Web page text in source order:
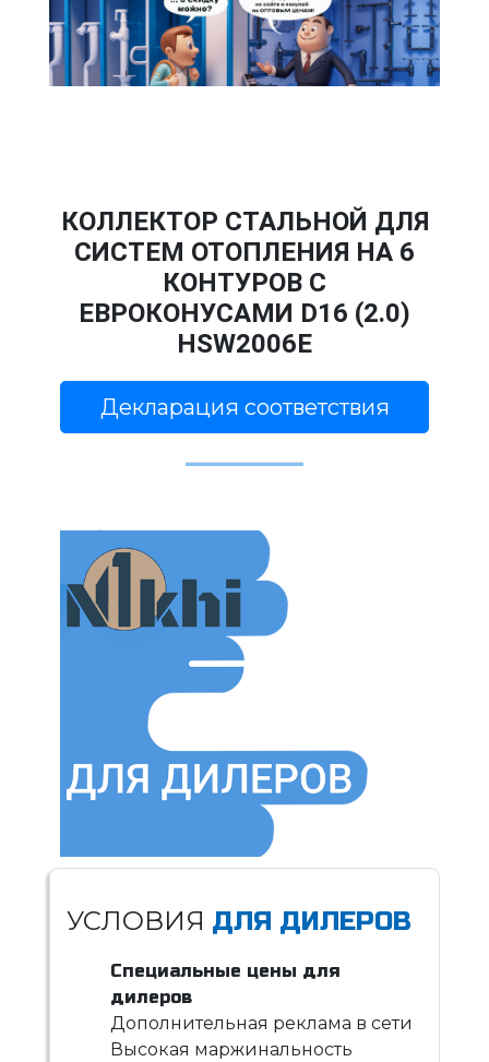
КОЛЛЕКТОР СТАЛЬНОЙ ДЛЯ
СИСТЕМ ОТОПЛЕНИЯ НА 6
КОНТУРОВ С
ЕВРOКОНУСАМИ D16 (2.0)
HSW2006E
Декларация соответствия
УСЛОВИЯ ДЛЯ ДИЛЕРОВ
Специальные цены для
дилеров
Дополнительная реклама в сети
Высокая маржинальность